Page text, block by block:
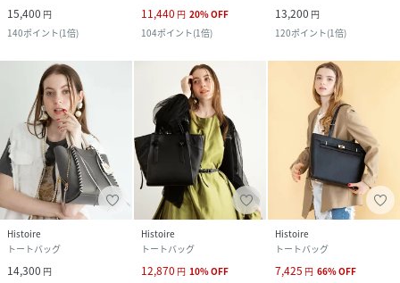
15,400 円
140ポイント(1倍)
11,440 円 20%OFF
104ポイント(1倍)
13,200 円
120ポイント(1倍)
Histoire
トートバッグ
14,300 円
Histoire
トートバッグ
12,870 円 10%OFF
Histoire
トートバッグ
7,425 円 66%OFF